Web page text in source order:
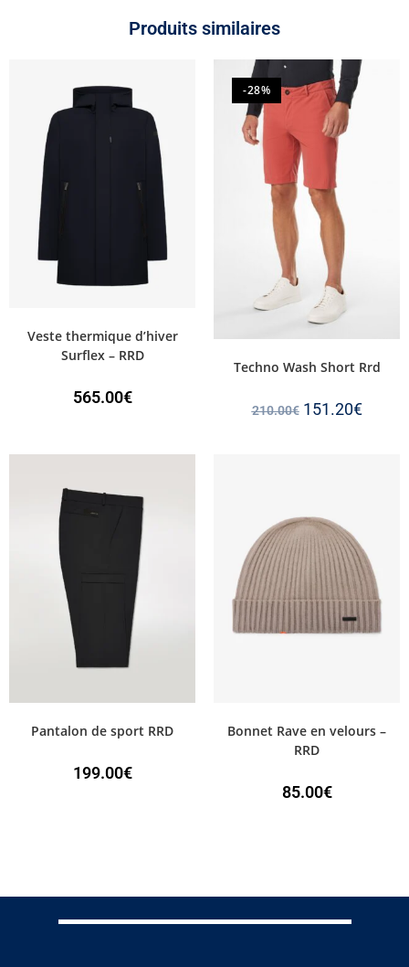
Produits similaires
Veste thermique d’hiver
Surflex – RRD
565.00€
-28%
Techno Wash Short Rrd
210.00€ 151.20€
Pantalon de sport RRD
199.00€
Bonnet Rave en velours –
RRD
85.00€